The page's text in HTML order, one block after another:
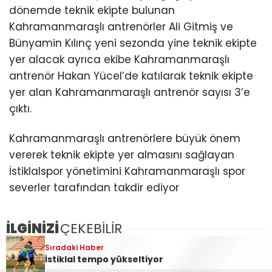
dönemde teknik ekipte bulunan
Kahramanmaraşlı antrenörler Ali Gitmiş ve
Bünyamin Kılınç yeni sezonda yine teknik ekipte
yer alacak ayrıca ekibe Kahramanmaraşlı
antrenör Hakan Yücel’de katılarak teknik ekipte
yer alan Kahramanmaraşlı antrenör sayısı 3’e
çıktı.
Kahramanmaraşlı antrenörlere büyük önem
vererek teknik ekipte yer almasını sağlayan
İstiklalspor yönetimini Kahramanmaraşlı spor
severler tarafından takdir ediyor
İLGİNİZİÇEKEBİLİR
Sıradaki Haber
İstiklal tempo yükseltiyor